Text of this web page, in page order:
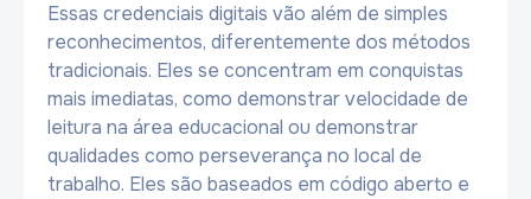
Essas credenciais digitais vão além de simples
reconhecimentos, diferentemente dos métodos
tradicionais. Eles se concentram em conquistas
mais imediatas, como demonstrar velocidade de
leitura na área educacional ou demonstrar
qualidades como perseverança no local de
trabalho. Eles são baseados em código aberto e